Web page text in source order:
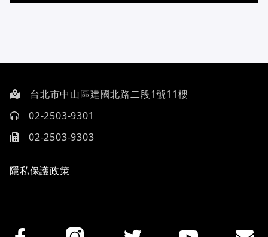
台北市中山區建國北路二段1號11樓
02-2503-9301
02-2503-9303
隱私保護政策